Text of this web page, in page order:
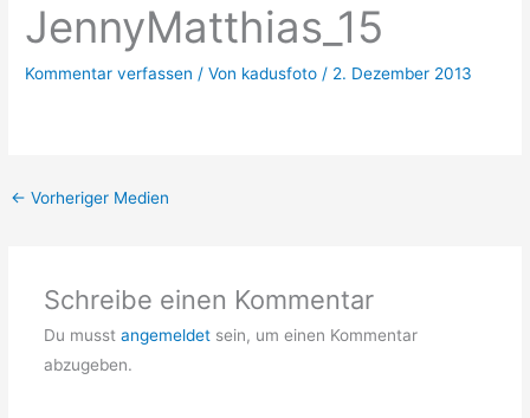
JennyMatthias_15
Kommentar verfassen / Von kadusfoto / 2. Dezember 2013
← Vorheriger Medien
Schreibe einen Kommentar
Du musst angemeldetsein, um einen Kommentar
abzugeben.